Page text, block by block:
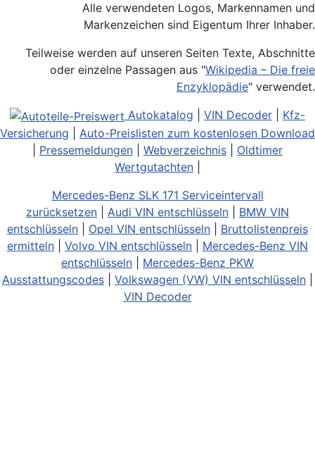
Alle verwendeten Logos, Markennamen und
Markenzeichen sind Eigentum Ihrer Inhaber.
Teilweise werden auf unseren Seiten Texte, Abschnitte
oder einzelne Passagen aus "Wikipedia – Die freie
Enzyklopädie" verwendet.
Autokatalog
VIN Decoder
Kfz-
Versicherung
Auto-Preislisten zum kostenlosen Download
Pressemeldungen Webverzeichnis
Oldtimer
Wertgutachten
Mercedes-Benz SLK 171 Serviceintervall
zurücksetzen
Audi VIN entschlüsseln
BMW VIN
entschlüsseln
Opel VIN entschlüsseln
Bruttolistenpreis
ermitteln
Volvo VIN entschlüsseln
Mercedes-Benz VIN
entschlüsseln
Mercedes-Benz PKW
Ausstattungscodes
Volkswagen (VW) VIN entschlüsseln
VIN Decoder